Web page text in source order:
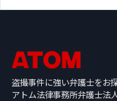
盗撮事件に強い弁護士をお
アトム法律事務所弁護士法人